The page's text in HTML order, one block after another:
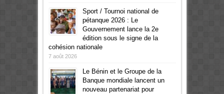
Sport / Tournoi national de
pétanque 2026 : Le
Gouvernement lance la 2e
édition sous le signe de la
cohésion nationale
7 août 2026
Le Bénin et le Groupe de la
Banque mondiale lancent un
nouveau partenariat pour